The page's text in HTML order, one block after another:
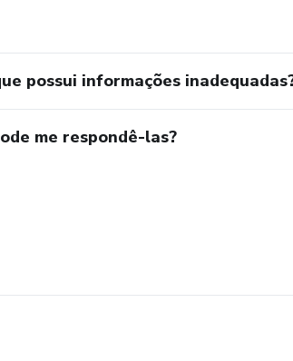
possui informações
me respondê-las?